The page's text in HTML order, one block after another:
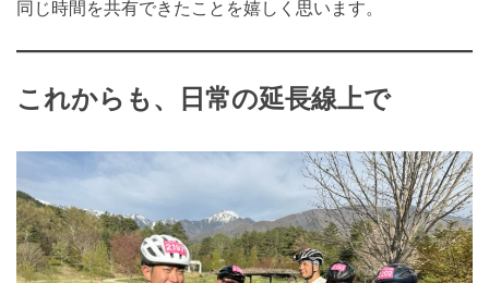
同じ時間を共有できたことを嬉しく思います。
これからも、日常の延長線上で